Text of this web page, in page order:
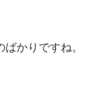
かりですね。